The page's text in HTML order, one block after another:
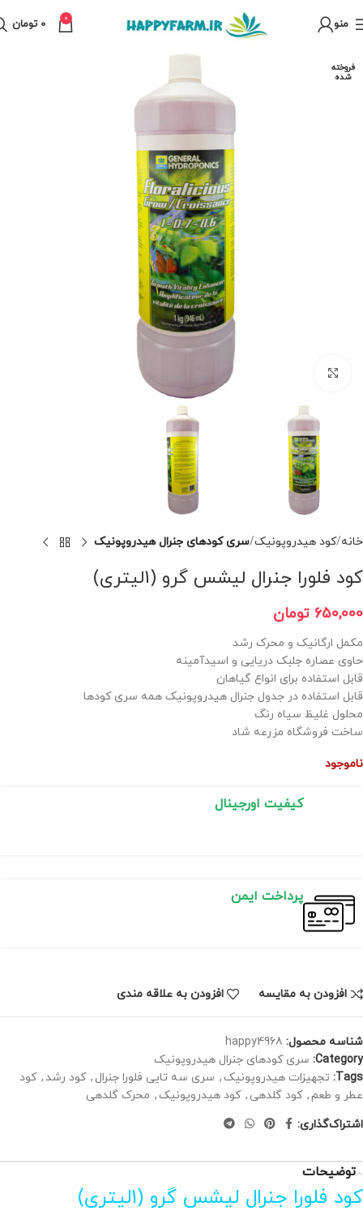
منو 0
0 تومان
فروخته
شده
برای بزرگنمایی کلیک کنید
خانه کود هیدروپونیک سری کودهای جنرال هیدروپونیک
کود فلورا جنرال لیشس گرو (1لیتری)
650,000 تومان
مکمل ارگانیک و محرک رشد
حاوی عصاره جلبک دریایی و اسیدآمینه
قابل استفاده برای انواع گیاهان
قابل استفاده در جدول جنرال هیدروپونیک همه سری کودها
محلول غلیظ سیاه رنگ
ساخت فروشگاه مزرعه شاد
ناموجود
کیفیت اورجینال
پرداخت ایمن
افزودن به مقایسه افزودن به علاقه مندی
شناسه محصول: happy4968
Category: سری کودهای جنرال هیدروپونیک
Tags: تجهیزات هیدروپونیک , سری سه تایی فلورا جنرال , کود رشد, کود
عطر و طعم, کود گلدهی , کود هیدروپونیک , محرک گلدهی
اشتراک‌گذاری:
توضیحات
کود فلورا جنرال لیشس گرو (1لیتری)